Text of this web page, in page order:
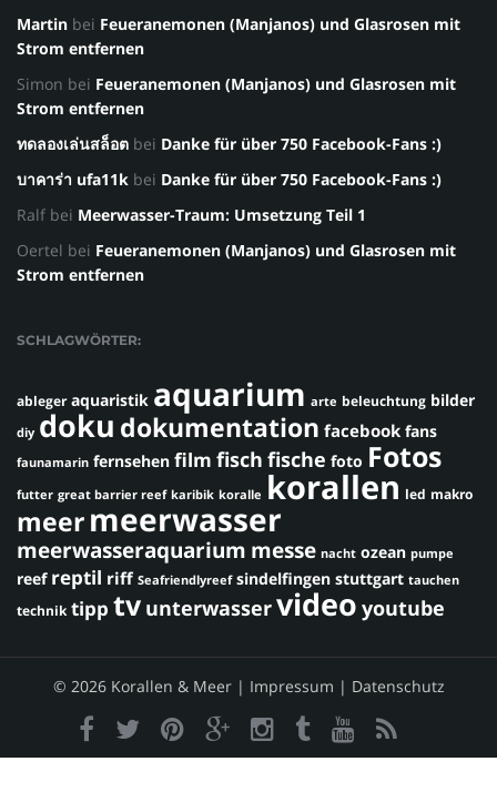
Martin bei Feueranemonen (Manjanos) und Glasrosen mit
Strom entfernen
Simon bei Feueranemonen (Manjanos) und Glasrosen mit
Strom entfernen
ทดลองเล่นสล็อต bei Danke für über 750 Facebook-Fans :)
บาคาร่า ufa11k bei Danke für über 750 Facebook-Fans :)
Ralf bei Meerwasser-Traum: Umsetzung Teil 1
Oertel bei Feueranemonen (Manjanos) und Glasrosen mit
Strom entfernen
SCHLAGWÖRTER:
ableger aquaristik aquarium arte beleuchtung bilder
diy doku dokumentation facebook fans
faunamarin fernsehen film fisch fische foto Fotos
futter great barrier reef karibik koralle korallen led makro
meermeerwasser
meerwasseraquarium messe nacht ozean pumpe
reef reptil riff Seafriendlyreef sindelfingen stuttgart tauchen
technik tipp tv unterwasservideo youtube
© 2026 Korallen & Meer | Impressum | Datenschutz